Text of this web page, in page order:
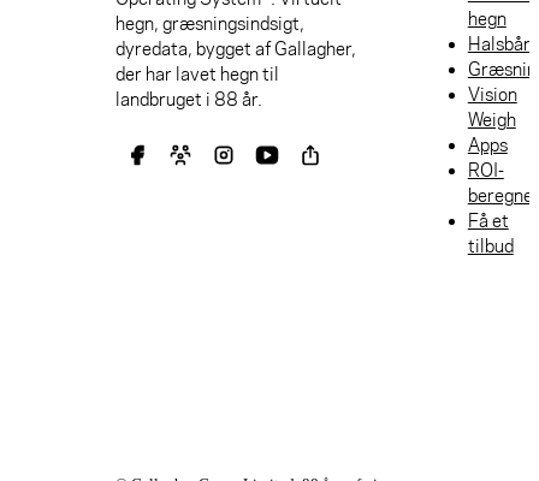
hegn, græsningsindsigt,
dyredata, bygget af Gallagher,
der har lavet hegn til
landbruget i 88 år.
hegn
Vision
Weigh
Apps
ROI-
beregner
Få et
tilbud